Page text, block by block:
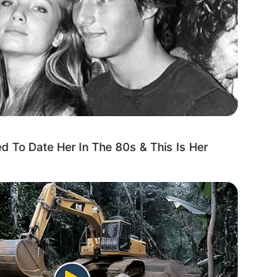
തടയുകയാണ് ലക്ഷ്യം.
വിവാദമായതോടെ
പ്രവര്‍ത്തിച്ച
മുങ്ങുകയായിരുന്നു. ഇവര്‍ക്കെതിരേ
To Date Her In The 80s & This Is Her